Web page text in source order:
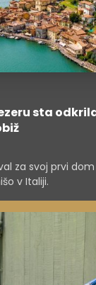
sta
za svoj prvi
v Italiji.